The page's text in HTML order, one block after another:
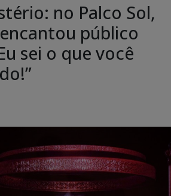
no Palco Sol,
público
sei o que você